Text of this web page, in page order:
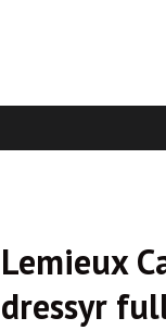
Lemieux
dressyr